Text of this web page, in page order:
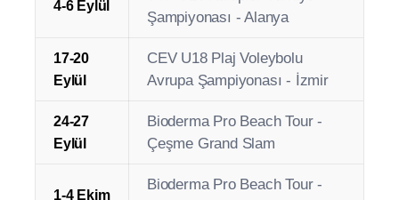
Ağustos
Tekirdağ Grand Slam*
26-29
Ağustos
Bioderma Pro Beach Tour -
Bartın Grand Slam
3-6 Eylül
Bioderma Pro Beach Tour -
Kadıköy Open
4-6 Eylül
TVF U16 Kulüpler Türkiye